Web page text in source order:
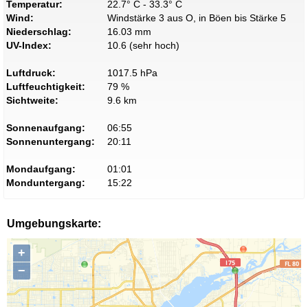
Temperatur:
22.7° C - 33.3° C
Wind:
Windstärke 3 aus O, in Böen bis Stärke 5
Niederschlag:
16.03 mm
UV-Index:
10.6 (sehr hoch)
Luftdruck:
1017.5 hPa
Luftfeuchtigkeit:
79 %
Sichtweite:
9.6 km
Sonnenaufgang:
06:55
Sonnenuntergang:
20:11
Mondaufgang:
01:01
Monduntergang:
15:22
Umgebungskarte:
+
−